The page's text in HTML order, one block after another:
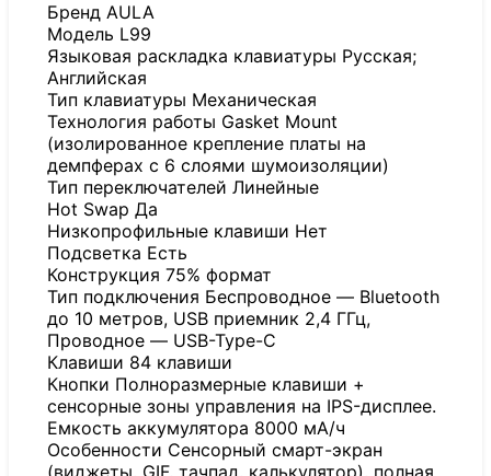
Бренд AULA
Модель L99
Языковая раскладка клавиатуры Русская;
Английская
Тип клавиатуры Механическая
Технология работы Gasket Mount
(изолированное крепление платы на
демпферах с 6 слоями шумоизоляции)
Тип переключателей Линейные
Hot Swap Да
Низкопрофильные клавиши Нет
Подсветка Есть
Конструкция 75% формат
Тип подключения Беспроводное — Bluetooth
до 10 метров, USB приемник 2,4 ГГц,
Проводное — USB-Type-C
Клавиши 84 клавиши
Кнопки Полноразмерные клавиши +
сенсорные зоны управления на IPS-дисплее.
Емкость аккумулятора 8000 мА/ч
Особенности Сенсорный смарт-экран